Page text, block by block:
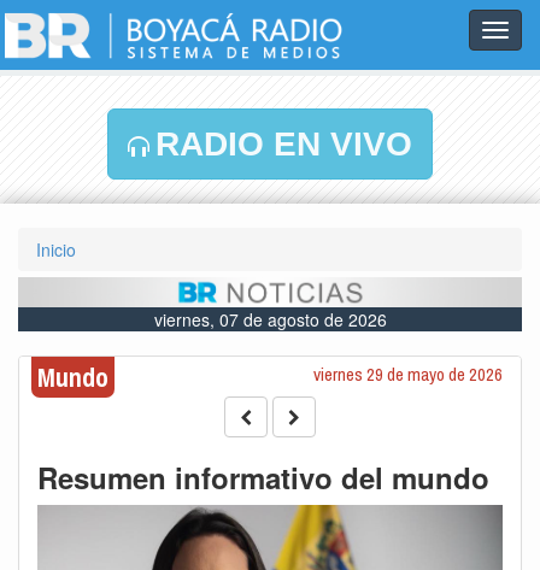
RADIO EN VIVO
Inicio
viernes, 07 de agosto de 2026
Mundo viernes 29 de mayo de 2026
Resumen informativo del mundo